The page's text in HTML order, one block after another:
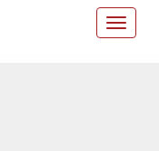
Toggle